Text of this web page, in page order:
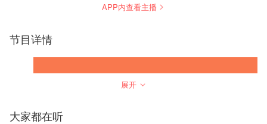
养分 无论我们是否
观点一致，都是可
以存在的声音。 ?
式、自我成长。 我
不迎合任何人，想
为人，我们想炙
APP内查看主播
节目详情
展开
大家都在听